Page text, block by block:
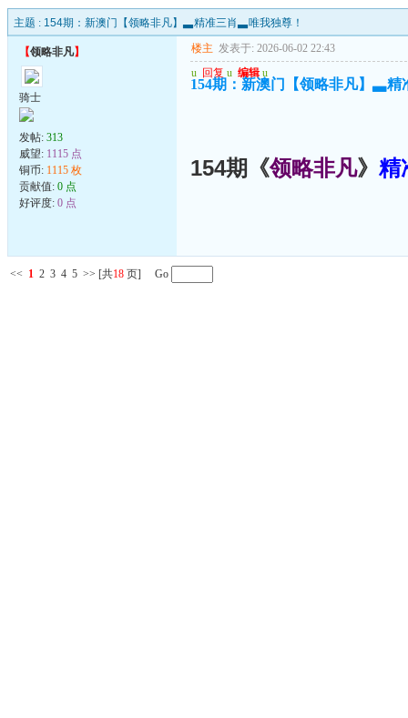
主题 : 154期：新澳门【领略非凡】▃精准三肖▃唯我独尊！
【领略非凡】
骑士
发帖: 313
威望: 1115 点
铜币: 1115 枚
贡献值: 0 点
好评度: 0 点
楼主 发表于: 2026-06-02 22:43
u 回复 u 编辑 u
154期：新澳门【领略非凡】▃
154期《领略非凡》 精
<< 1 2 3 4 5 >> [共18 页] Go